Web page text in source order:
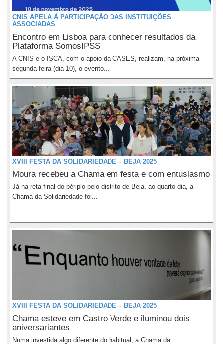
CNIS APELA À PARTICIPAÇÃO DAS INSTITUIÇÕES
ASSOCIADAS
Encontro em Lisboa para conhecer resultados da
Plataforma SomosIPSS
A CNIS e o ISCA, com o apoio da CASES, realizam, na próxima
segunda-feira (dia 10), o evento...
XVIII FESTA DA SOLIDARIEDADE – BEJA 2025
Moura recebeu a Chama em festa e com entusiasmo
Já na reta final do périplo pelo distrito de Beja, ao quarto dia, a
Chama da Solidariedade foi...
XVIII FESTA DA SOLIDARIEDADE – BEJA 2025
Chama esteve em Castro Verde e iluminou dois
aniversariantes
Numa investida algo diferente do habitual, a Chama da